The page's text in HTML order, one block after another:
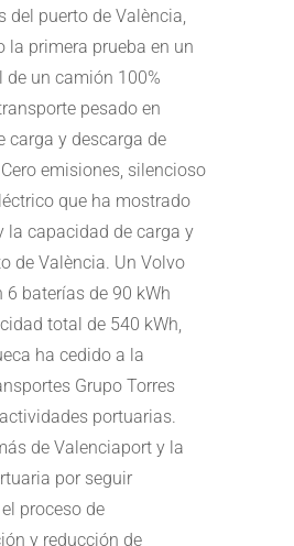
del puerto de València,
la primera prueba en un
de un camión 100%
pesado en
carga y descarga de
emisiones, silencioso
que ha mostrado
la capacidad de carga y
de València. Un Volvo
6 baterías de 90 kWh
total de 540 kWh,
ha cedido a la
Grupo Torres
portuarias.
de Valenciaport y la
por seguir
proceso de
y reducción de